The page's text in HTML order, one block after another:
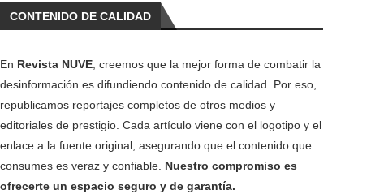
CONTENIDO DE CALIDAD
En Revista NUVE , creemos que la mejor forma de combatir la
desinformación es difundiendo contenido de calidad. Por eso,
republicamos reportajes completos de otros medios y
editoriales de prestigio. Cada artículo viene con el logotipo y el
enlace a la fuente original, asegurando que el contenido que
consumes es veraz y confiable. Nuestro compromiso es
ofrecerte un espacio seguro y de garantía.